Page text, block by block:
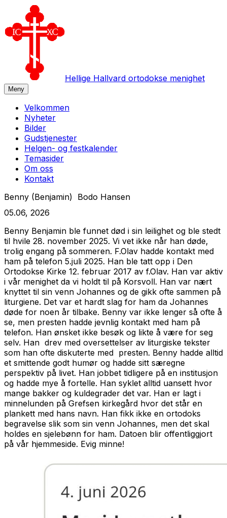
Hellige Hallvard ortodokse menighet
Meny
Velkommen
Nyheter
Bilder
Gudstjenester
Helgen- og festkalender
Temasider
Om oss
Kontakt
Benny (Benjamin) Bodo Hansen
05.06, 2026
Benny Benjamin ble funnet død i sin leilighet og ble stedt
til hvile 28. november 2025. Vi vet ikke når han døde,
trolig engang på sommeren. F.Olav hadde kontakt med
ham på telefon 5.juli 2025. Han ble tatt opp i Den
Ortodokse Kirke 12. februar 2017 av f.Olav. Han var aktiv
i vår menighet da vi holdt til på Korsvoll. Han var nært
knyttet til sin venn Johannes og de gikk ofte sammen på
liturgiene. Det var et hardt slag for ham da Johannes
døde for noen år tilbake. Benny var ikke lenger så ofte å
se, men presten hadde jevnlig kontakt med ham på
telefon. Han ønsket ikke besøk og likte å være for seg
selv. Han drev med oversettelser av liturgiske tekster
som han ofte diskuterte med presten. Benny hadde alltid
et smittende godt humør og hadde sitt særegne
perspektiv på livet. Han jobbet tidligere på en institusjon
og hadde mye å fortelle. Han syklet alltid uansett hvor
mange bakker og kuldegrader det var. Han er lagt i
minnelunden på Grefsen kirkegård hvor det står en
plankett med hans navn. Han fikk ikke en ortodoks
begravelse slik som sin venn Johannes, men det skal
holdes en sjelebønn for ham. Datoen blir offentliggjort
på vår hjemmeside. Evig minne!